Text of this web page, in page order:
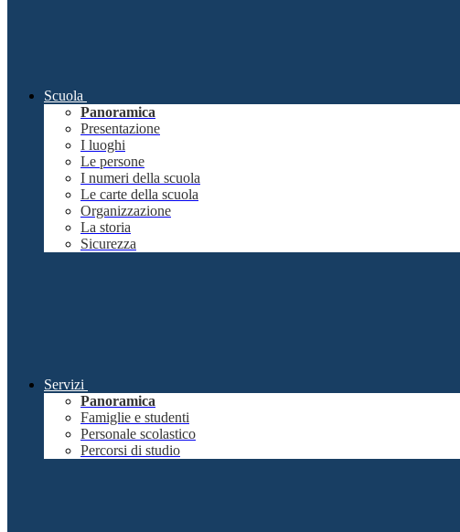
Scuola
Panoramica
Presentazione
I luoghi
Le persone
I numeri della scuola
Le carte della scuola
Organizzazione
La storia
Sicurezza
Servizi
Panoramica
Famiglie e studenti
Personale scolastico
Percorsi di studio